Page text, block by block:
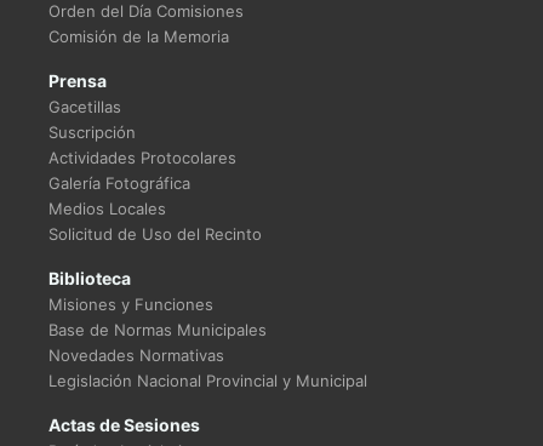
Orden del Día Comisiones
Comisión de la Memoria
Prensa
Gacetillas
Suscripción
Actividades Protocolares
Galería Fotográfica
Medios Locales
Solicitud de Uso del Recinto
Biblioteca
Misiones y Funciones
Base de Normas Municipales
Novedades Normativas
Legislación Nacional Provincial y Municipal
Actas de Sesiones